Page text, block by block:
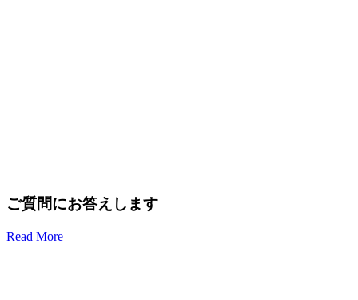
ご質問にお答えします
Read More